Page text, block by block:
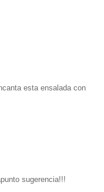
esta ensalada con
sugerencia!!!